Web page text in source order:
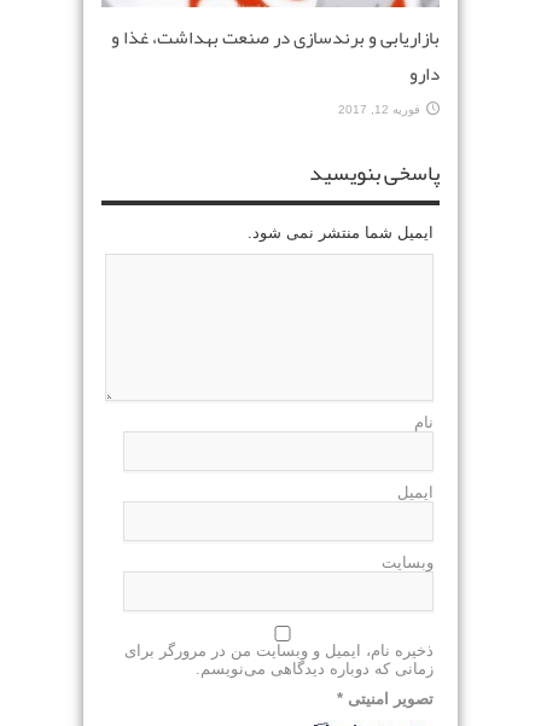
بازاریابی و برندسازی در صنعت بهداشت، غذا و
دارو
فوریه 12, 2017
پاسخی بنویسید
ایمیل شما منتشر نمی شود.
نام
ایمیل
وبسایت
ذخیره نام، ایمیل و وبسایت من در مرورگر برای
زمانی که دوباره دیدگاهی می‌نویسم.
تصویر امنیتی *